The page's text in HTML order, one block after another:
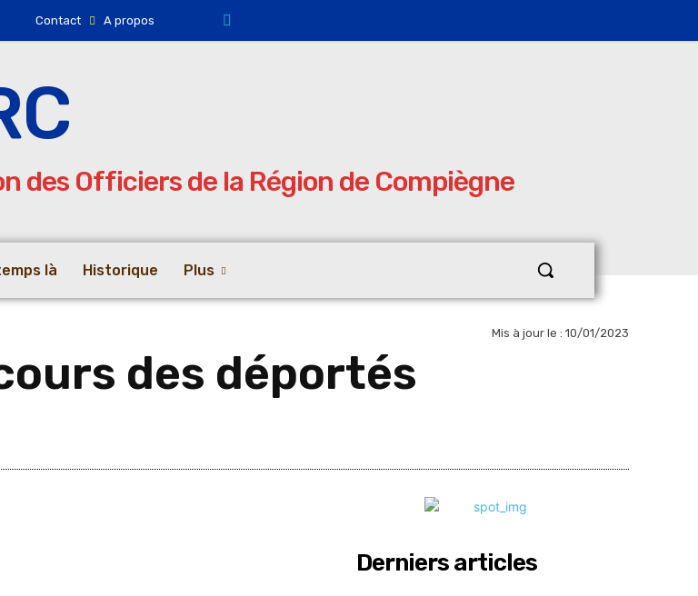
Contact A propos
des Officiers de la Région de Compiègne
là Historique Plus
Mis à jour le : 10/01/2023
des déportés
Derniers articles